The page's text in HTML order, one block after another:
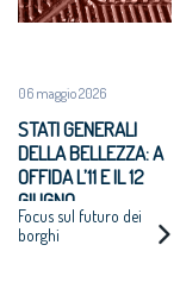
06 maggio 2026
STATI GENERALI
DELLA BELLEZZA: A
OFFIDA L’11 E IL 12
GIUGNO
Focus sul futuro dei
borghi